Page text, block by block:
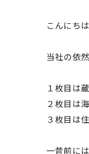
こんにちは
当社の依
１枚目は
２枚目は
３枚目は
一昔前に